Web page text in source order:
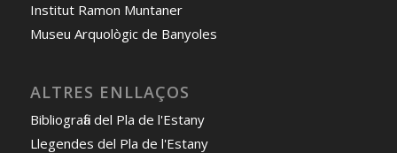
Institut Ramon Muntaner
Museu Arquològic de Banyoles
ALTRES ENLLAÇOS
Bibliografia del Pla de l'Estany
Llegendes del Pla de l'Estany